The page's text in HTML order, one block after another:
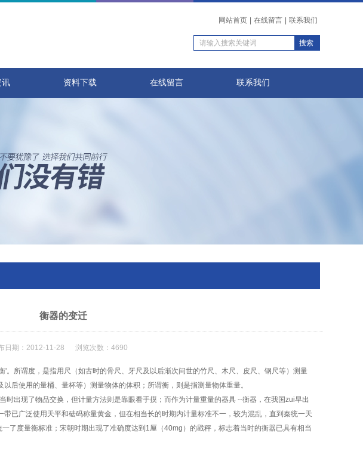
网站首页 在线留言 联系我们
讯 资料下载 在线留言 联系我们
衡器的变迁
日期：2012-11-28 浏览次数：4690
'。所谓度，是指用尺（如古时的骨尺、牙尺及以后渐次问世的竹尺、木尺、皮尺、钢尺等）测量
后使用的量桶、量杯等）测量物体的体积；所谓衡，则是指测量物体重量。
时出现了物品交换，但计量方法则是靠眼看手摸；而作为计量重量的器具 --衡器 ，在我国zui早出
已广泛使用天平和砝码称量黄金，但在相当长的时期内计量标准不一，较为混乱，直到秦统一天
了 度量衡标准；宋朝时期出现了准确度达到1厘（40mg）的戥秤 ，标志着当时的衡器已具有相当